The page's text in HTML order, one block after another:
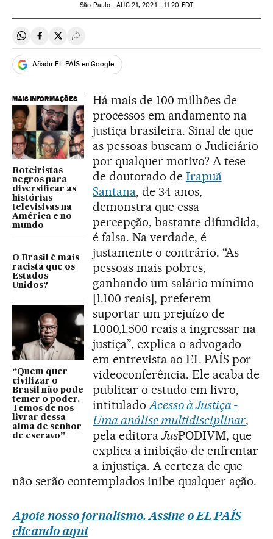
São Paulo -AUG21, 2021 - 11:20 EDT
Compartir en Whatsapp
Compartir en Facebook
Compartir en Twitter
Desplegar Redes Sociales
Añadir EL PAÍS en Google
MAIS INFORMAÇÕES
Roteiristas
negros para
diversificar as
histórias
televisivas na
América e no
mundo
O Brasil é mais
racista que os
Estados
Unidos?
“Quem quer
civilizar o
Brasil não pode
temer o poder.
Temos de nos
livrar dessa
alma de senhor
de escravo”
Há mais de 100 milhões de
processos em andamento na
justiça brasileira. Sinal de que
as pessoas buscam o Judiciário
por qualquer motivo? A tese
de doutorado de Irapuã
Santana, de 34 anos,
demonstra que essa
percepção, bastante difundida,
é falsa. Na verdade, é
justamente o contrário. “As
pessoas mais pobres,
ganhando um salário mínimo
[1.100 reais], preferem
suportar um prejuízo de
1.000,1.500 reais a ingressar na
justiça”, explica o advogado
em entrevista ao EL PAÍS por
videoconferência. Ele acaba de
publicar o estudo em livro,
intituladoAcesso à Justiça -
Uma análise multidisciplinar,
pela editoraJusPODIVM, que
explica a inibição de enfrentar
a injustiça. A certeza de que
não serão contemplados inibe qualquer ação.
Apoie nosso jornalismo. Assine o EL PAÍS
clicando aqui